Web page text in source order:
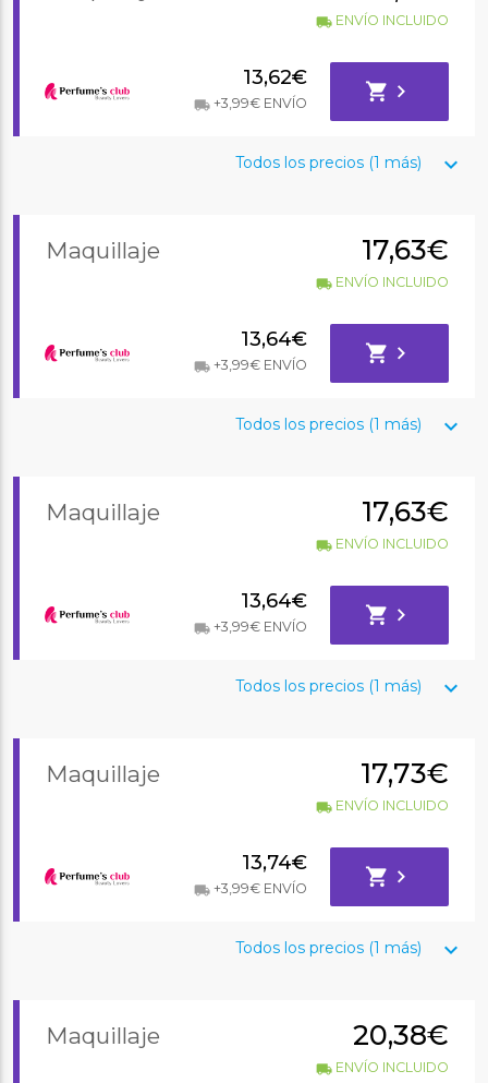
local_shippingENVÍO INCLUIDO
13,62€
local_shipping+3,99€ ENVÍO shopping_cart chevron_right
keyboard_arrow_down
Todos los precios (1 más)
Maquillaje 17,63€
local_shippingENVÍO INCLUIDO
13,64€
local_shipping+3,99€ ENVÍO shopping_cart chevron_right
keyboard_arrow_down
Todos los precios (1 más)
Maquillaje 17,63€
local_shippingENVÍO INCLUIDO
13,64€
local_shipping+3,99€ ENVÍO shopping_cart chevron_right
keyboard_arrow_down
Todos los precios (1 más)
Maquillaje 17,73€
local_shippingENVÍO INCLUIDO
13,74€
local_shipping+3,99€ ENVÍO shopping_cart chevron_right
keyboard_arrow_down
Todos los precios (1 más)
Maquillaje 20,38€
local_shippingENVÍO INCLUIDO